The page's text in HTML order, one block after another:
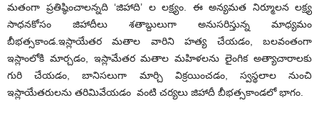
మతంగా ప్రతిష్ఠించాలన్నది ‘జిహాది’ ల లక్ష్యం. ఈ అన్యమత నిర్మూలన లక్ష్య
సాధనకోసం జిహాదీలు శతాబ్దులుగా అనుసరిస్తున్న మాధ్యమం
బీభత్సకాండ.ఇస్లాయేతర మతాల వారిని హత్య చేయడం, బలవంతంగా
ఇస్లాంలోకి మార్చడం, ఇస్లామేతర మతాల మహిళలను లైంగిక అత్యాచారాలకు
గురి చేయడం, బానిసలుగా మార్చి విక్రయించడం, స్వస్థలాల నుంచి
ఇస్లాయేతరులను తరిమివేయడం వంటి చర్యలు జిహాదీ బీభత్సకాండలో భాగం.